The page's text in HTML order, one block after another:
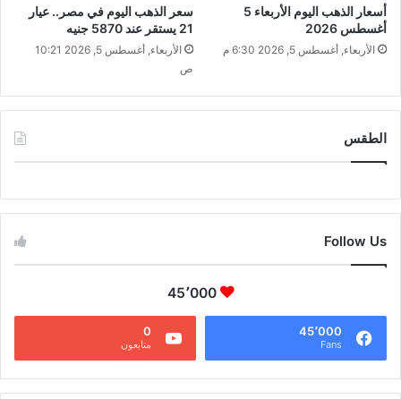
أسعار الذهب اليوم الأربعاء 5
أغسطس 2026
الأربعاء, أغسطس 5, 2026 6:30 م
سعر الذهب اليوم في مصر.. عيار
21 يستقر عند 5870 جنيه
الأربعاء, أغسطس 5, 2026 10:21
ص
الطقس
Follow Us
45٬000
45٬000
Fans
0
متابعون